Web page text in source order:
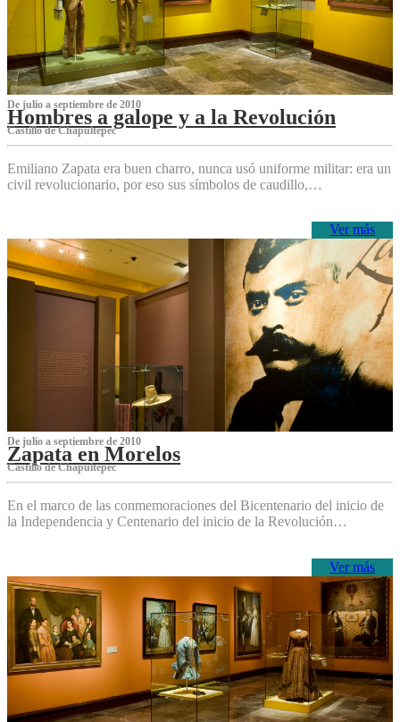
De julio a septiembre de 2010
Hombres a galope y a la Revolución
Castillo de Chapultepec
Emiliano Zapata era buen charro, nunca usó uniforme militar: era un
civil revolucionario, por eso sus símbolos de caudillo,…
Ver más
De julio a septiembre de 2010
Zapata en Morelos
Castillo de Chapultepec
En el marco de las conmemoraciones del Bicentenario del inicio de
la Independencia y Centenario del inicio de la Revolución…
Ver más